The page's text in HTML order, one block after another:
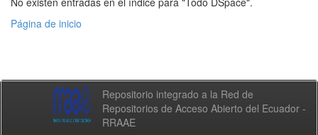
Página de inicio
Repositorio integrado a la Red de
Repositorios de Acceso Abierto del Ecuador -
RRAAE